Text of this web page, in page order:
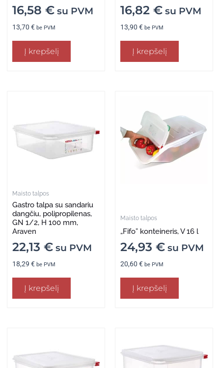
16,58 € su PVM
13,70 € be PVM
Į krepšelį
16,82 € su PVM
13,90 € be PVM
Į krepšelį
Maisto talpos
Gastro talpa su sandariu
dangčiu, polipropilenas,
GN 1/2, H 100 mm,
Araven
22,13 € su PVM
18,29 € be PVM
Į krepšelį
Maisto talpos
„Fifo” konteineris, V 16 l
24,93 € su PVM
20,60 € be PVM
Į krepšelį